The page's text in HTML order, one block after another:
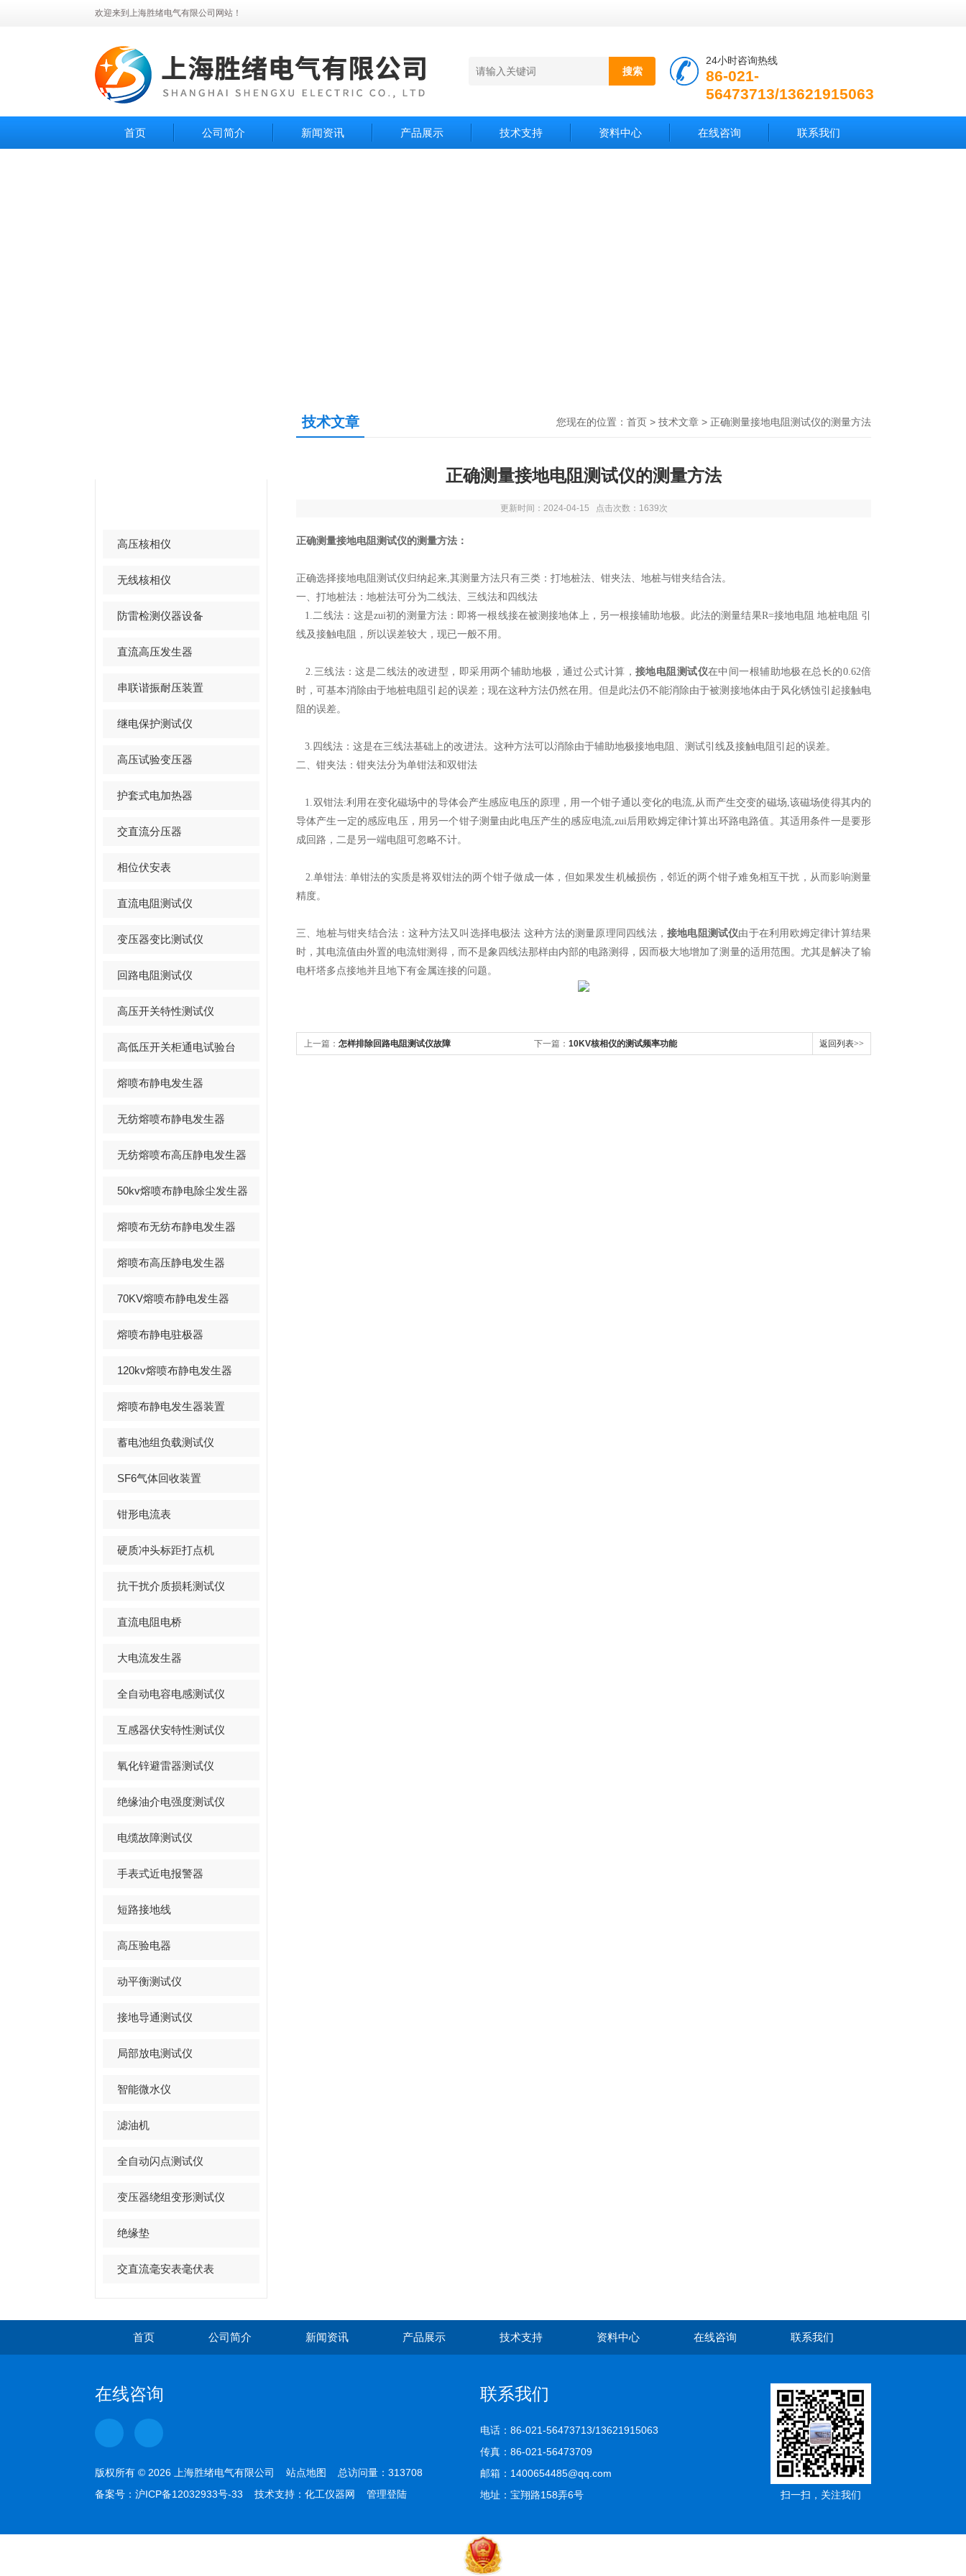
欢迎来到上海胜绪电气有限公司网站！
24小时咨询热线
86-021-
56473713/13621915063
首页 公司简介 新闻资讯 产品展示 技术支持 资料中心 在线咨询 联系我们
高压核相仪
无线核相仪
防雷检测仪器设备
直流高压发生器
串联谐振耐压装置
继电保护测试仪
高压试验变压器
护套式电加热器
交直流分压器
相位伏安表
直流电阻测试仪
变压器变比测试仪
回路电阻测试仪
高压开关特性测试仪
高低压开关柜通电试验台
熔喷布静电发生器
无纺熔喷布静电发生器
无纺熔喷布高压静电发生器
50kv熔喷布静电除尘发生器
熔喷布无纺布静电发生器
熔喷布高压静电发生器
70KV熔喷布静电发生器
熔喷布静电驻极器
120kv熔喷布静电发生器
熔喷布静电发生器装置
蓄电池组负载测试仪
SF6气体回收装置
钳形电流表
硬质冲头标距打点机
抗干扰介质损耗测试仪
直流电阻电桥
大电流发生器
全自动电容电感测试仪
互感器伏安特性测试仪
氧化锌避雷器测试仪
绝缘油介电强度测试仪
电缆故障测试仪
手表式近电报警器
短路接地线
高压验电器
动平衡测试仪
接地导通测试仪
局部放电测试仪
智能微水仪
滤油机
全自动闪点测试仪
变压器绕组变形测试仪
绝缘垫
交直流毫安表毫伏表
技术文章 您现在的位置： 首页 > 技术文章 > 正确测量接地电阻测试仪的测量方法
正确测量接地电阻测试仪的测量方法
更新时间：2024-04-15 点击次数：1639次
正确测量接地电阻测试仪的测量方法：
正确选择接地电阻测试仪归纳起来,其测量方法只有三类：打地桩法、钳夹法、地桩与钳夹结合法。
一、打地桩法：地桩法可分为二线法、三线法和四线法
1.二线法：这是zui初的测量方法：即将一根线接在被测接地体上，另一根接辅助地极。此法的测量结果R=接地电阻 地桩电阻 引
线及接触电阻，所以误差较大，现已一般不用。
2.三线法：这是二线法的改进型，即采用两个辅助地极，通过公式计算， 接地电阻测试仪在中间一根辅助地极在总长的0.62倍
时，可基本消除由于地桩电阻引起的误差；现在这种方法仍然在用。但是此法仍不能消除由于被测接地体由于风化锈蚀引起接触电
阻的误差。
3.四线法：这是在三线法基础上的改进法。这种方法可以消除由于辅助地极接地电阻、测试引线及接触电阻引起的误差。
二、钳夹法：钳夹法分为单钳法和双钳法
1.双钳法:利用在变化磁场中的导体会产生感应电压的原理，用一个钳子通以变化的电流,从而产生交变的磁场,该磁场使得其内的
导体产生一定的感应电压，用另一个钳子测量由此电压产生的感应电流,zui后用欧姆定律计算出环路电路值。其适用条件一是要形
成回路，二是另一端电阻可忽略不计。
2.单钳法: 单钳法的实质是将双钳法的两个钳子做成一体，但如果发生机械损伤，邻近的两个钳子难免相互干扰，从而影响测量
精度。
三、地桩与钳夹结合法：这种方法又叫选择电极法 这种方法的测量原理同四线法， 接地电阻测试仪由于在利用欧姆定律计算结果
时，其电流值由外置的电流钳测得，而不是象四线法那样由内部的电路测得，因而极大地增加了测量的适用范围。尤其是解决了输
电杆塔多点接地并且地下有金属连接的问题。
上一篇： 怎样排除回路电阻测试仪故障 下一篇： 10KV核相仪的测试频率功能 返回列表>>
首页 公司简介 新闻资讯 产品展示 技术支持 资料中心 在线咨询 联系我们
在线咨询
版权所有 © 2026 上海胜绪电气有限公司 站点地图
总访问量：313708
备案号： 沪ICP备12032933号-33 技术支持： 化工仪器网 管理登陆
联系我们
电话：86-021-56473713/13621915063
传真：86-021-56473709
邮箱：1400654485@qq.com
地址：宝翔路158弄6号
扫一扫，关注我们